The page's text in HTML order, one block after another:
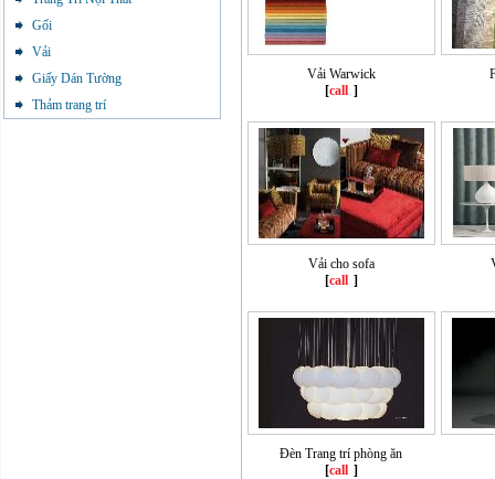
Gối
Vải
Giấy Dán Tường
Thảm trang trí
Vải Warwick
[call ]
Vải cho sofa
[call ]
Đèn Trang trí phòng ăn
[call ]